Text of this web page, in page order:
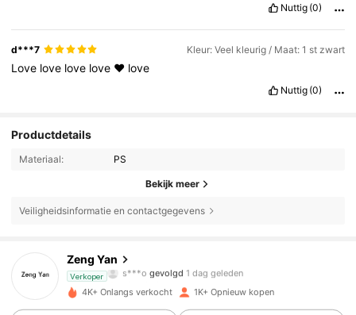
Nuttig (0)
d***7 Kleur: Veel kleurig / Maat: 1 st zwart
Love love love love ❤️ love
Nuttig (0)
Productdetails
Materiaal: PS
Bekijk meer
Veiligheidsinformatie en contactgegevens
Zeng Yan
Verkoper
s***o
4.81
250 Volgers
4K+ Onlangs verkocht 1K+ Opnieuw kopen